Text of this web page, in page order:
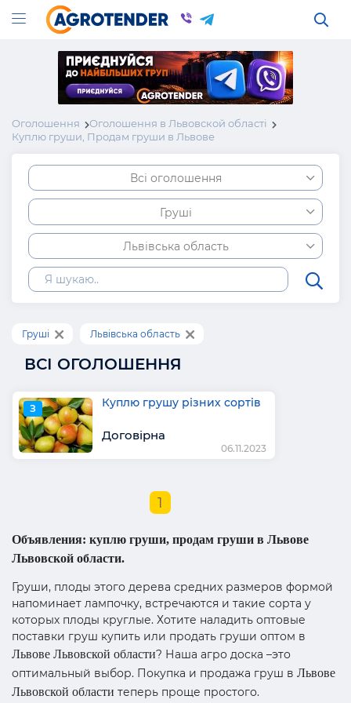
Оголошення
Оголошення в Львовской області
Куплю груши, Продам груши в Львове
Всі оголошення
Груші
Львівська область
Груші Львівська область
ВСІ ОГОЛОШЕННЯ
З Куплю грушу різних сортів
Договірна
06.11.2023
1
Объявления: куплю груши, продам груши в Львове
Львовской области.
Груши, плоды этого дерева средних размеров формой
напоминает лампочку, встречаются и такие сорта у
которых плоды круглые. Хотите наладить оптовые
поставки груш купить или продать груши оптом в
Львове Львовской области? Наша агро доска –это
оптимальный выбор. Покупка и продажа груш в Львове
Львовской области теперь проще простого.